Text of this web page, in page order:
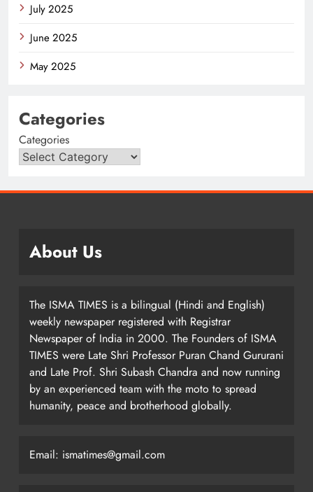
July 2025
June 2025
May 2025
Categories
Categories
About Us
The ISMA TIMES is a bilingual (Hindi and English)
weekly newspaper registered with Registrar
Newspaper of India in 2000. The Founders of ISMA
TIMES were Late Shri Professor Puran Chand Gururani
and Late Prof. Shri Subash Chandra and now running
by an experienced team with the moto to spread
humanity, peace and brotherhood globally.
Email: ismatimes@gmail.com